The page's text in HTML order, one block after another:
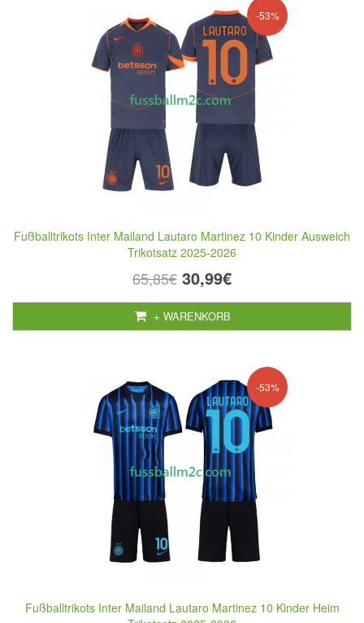
-53%
Fußballtrikots Inter Mailand Lautaro Martinez 10 Kinder Ausweich
Trikotsatz 2025-2026
65,85€ 30,99€
+ WARENKORB
-53%
Fußballtrikots Inter Mailand Lautaro Martinez 10 Kinder Heim